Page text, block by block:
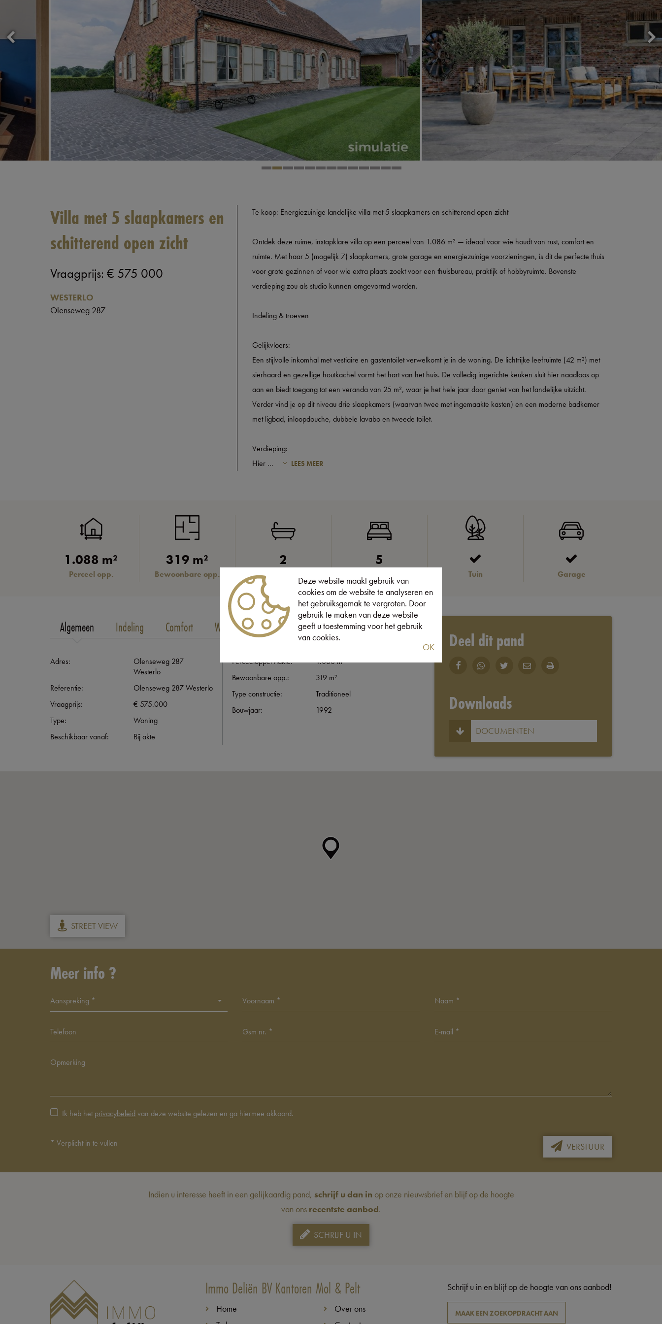
Villa met 5 slaapkamers en
schitterend open zicht
Vraagprijs: € 575 000
WESTERLO
Olenseweg 287
Te koop: Energiezuinige landelijke villa met 5 slaapkamers en schitterend open zicht
Ontdek deze ruime, instapklare villa op een perceel van 1.086 m² — ideaal voor wie houdt van rust, comfort en
ruimte. Met haar 5 (mogelijk 7) slaapkamers, grote garage en energiezuinige voorzieningen, is dit de perfecte thuis
voor grote gezinnen of voor wie extra plaats zoekt voor een thuisbureau, praktijk of hobbyruimte. Bovenste
verdieping zou als studio kunnen omgevormd worden.
Indeling & troeven
Gelijkvloers:
Een stijlvolle inkomhal met vestiaire en gastentoilet verwelkomt je in de woning. De lichtrijke leefruimte (42 m²) met
sierhaard en gezellige houtkachel vormt het hart van het huis. De volledig ingerichte keuken sluit hier naadloos op
aan en biedt toegang tot een veranda van 25 m², waar je het hele jaar door geniet van het landelijke uitzicht.
Verder vind je op dit niveau drie slaapkamers (waarvan twee met ingemaakte kasten) en een moderne badkamer
met ligbad, inloopdouche, dubbele lavabo en tweede toilet.
Verdieping:
Hier ... LEES MEER
1.088 m²
Perceel opp.
319 m²
Bewoonbare opp.
2
Badkamers
5
Tuin Garage
Algemeen Indeling Comfort Wettelijke gegevens
Adres:
Olenseweg 287
Westerlo
Referentie:
Olenseweg 287 Westerlo
Vraagprijs:
€ 575.000
Type:
Woning
Beschikbaar vanaf:
Bij akte
Perceeloppervlakte:
1.088 m²
Bewoonbare opp.:
319 m²
Type constructie:
Traditioneel
Bouwjaar:
1992
Deel dit pand
Downloads
DOCUMENTEN
STREET VIEW
Meer info ?
Aanspreking *
Ik heb hetprivacybeleidvan deze website gelezen en ga hiermee akkoord.
* Verplicht in te vullen VERSTUUR
Indien u interesse heeft in een gelijkaardig pand, schrijf u dan in op onze nieuwsbrief en blijf op de hoogte
van ons recentste aanbod.
SCHRIJF U IN
Immo Deliën BV Kantoren Mol & Pelt
Home
Over ons
Schrijf u in en blijf op de hoogte van ons aanbod!
MAAK EEN ZOEKOPDRACHT AAN
Deze website maakt gebruik van
cookies om de website te analyseren en
het gebruiksgemak te vergroten. Door
gebruik te maken van deze website
geeft u toestemming voor het gebruik
van cookies.
OK